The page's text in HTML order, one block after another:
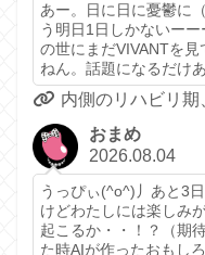
あー。日に日に憂鬱に
う明日1日しかないー
の世にまだVIVANTを
ねん。話題になるだけ
内側のリハビリ期
おまめ
2026.08.04
うっぴぃ(^o^)丿あと3
けどわたしには楽しみ
起こるか・・！？（期
た時AIが作ったおもし